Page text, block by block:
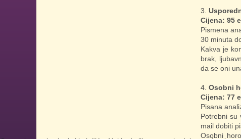
Cijena: 95
Pismena
30 minuta
Kakva je
brak,
da se oni
Osobni
Cijena: 77
Pisana
Potrebni su
mail dobiti
Osobni